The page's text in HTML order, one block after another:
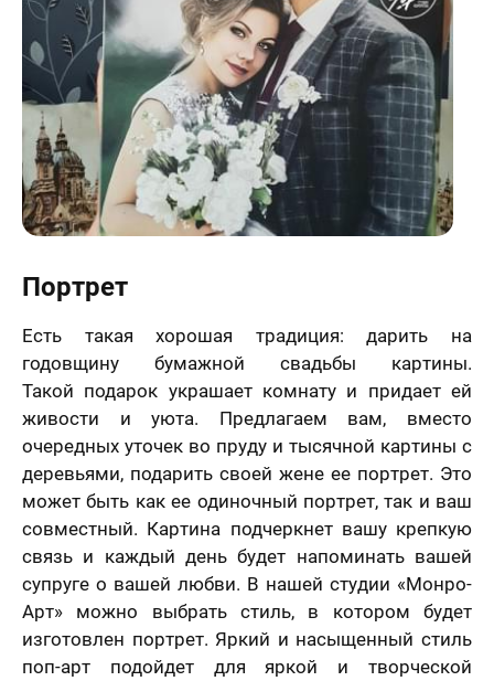
Портрет
Есть такая хорошая традиция: дарить на
годовщину бумажной свадьбы картины.
Такой подарок украшает комнату и придает ей
живости и уюта. Предлагаем вам, вместо
очередных уточек во пруду и тысячной картины с
деревьями, подарить своей жене ее портрет. Это
может быть как ее одиночный портрет, так и ваш
совместный. Картина подчеркнет вашу крепкую
связь и каждый день будет напоминать вашей
супруге о вашей любви. В нашей студии «Монро-
Арт» можно выбрать стиль, в котором будет
изготовлен портрет. Яркий и насыщенный стиль
поп-арт подойдет для яркой и творческой